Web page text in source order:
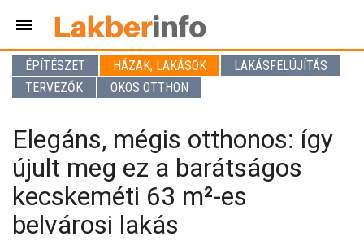
ÉPÍTÉSZET HÁZAK, LAKÁSOK
LAKÁSFELÚJÍTÁS
TERVEZŐK
OKOS OTTHON
Elegáns, mégis otthonos: így
újult meg ez a barátságos
kecskeméti 63 m²-es
belvárosi lakás